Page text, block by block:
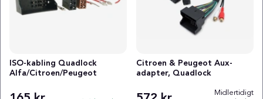
ISO-kabling Quadlock
Alfa/Citroen/Peugeot
Citroen & Peugeot Aux-
adapter, Quadlock
Midlertidigt